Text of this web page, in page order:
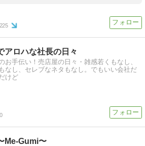
225
アロハな社長の日々
お手伝い！売店屋の日々・雑感若くもなし、
なし、セレブなネタもなし。でもいい会社だ
けど
Me-Gumi〜